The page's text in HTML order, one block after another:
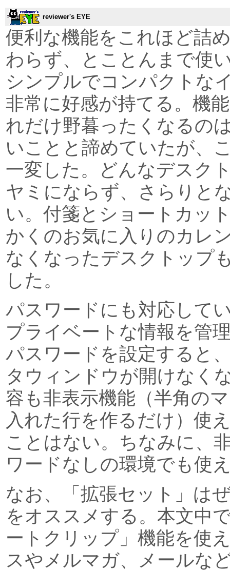
reviewer's EYE
便利な機能をこれほど詰
わらず、とことんまで使
シンプルでコンパクトな
非常に好感が持てる。機
れだけ野暮ったくなるの
いことと諦めていたが、
一変した。どんなデスク
ヤミにならず、さらりと
い。付箋とショートカッ
かくのお気に入りのカレ
なくなったデスクトップ
した。
パスワードにも対応して
プライベートな情報を管
パスワードを設定すると
タウィンドウが開けなく
容も非表示機能（半角の
入れた行を作るだけ）使
ことはない。ちなみに、
ワードなしの環境でも使
なお、「拡張セット」は
をオススメする。本文中
ートクリップ」機能を使
スやメルマガ、メールな